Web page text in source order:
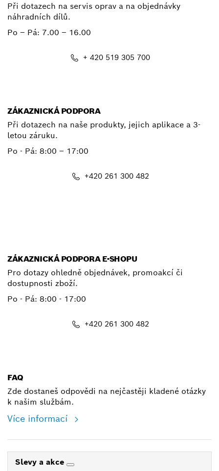
Při dotazech na servis oprav a na objednávky
náhradních dílů.
Po – Pá: 7.00 – 16.00
+ 420 519 305 700
ZÁKAZNICKÁ PODPORA
Při dotazech na naše produkty, jejich aplikace a 3-
letou záruku.
Po - Pá: 8:00 – 17:00
+420 261 300 482
ZÁKAZNICKÁ PODPORA E-SHOPU
Pro dotazy ohledně objednávek, promoakcí či
dostupnosti zboží.
Po - Pá: 8:00 - 17:00
+420 261 300 482
FAQ
Zde dostaneš odpovědi na nejčastěji kladené otázky
k našim službám.
Více informací
Slevy a akce